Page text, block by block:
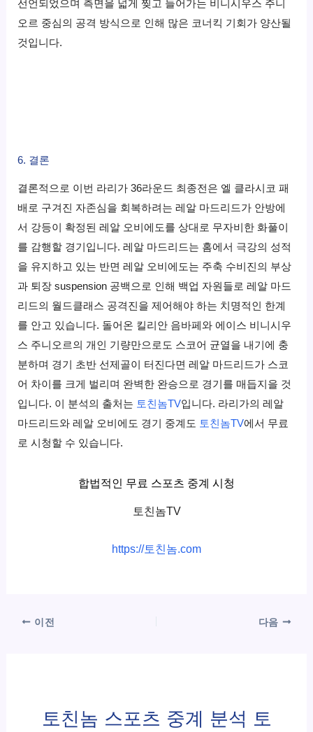
선언되었으며 측면을 넓게 찢고 들어가는 비니시우스 주니
오르 중심의 공격 방식으로 인해 많은 코너킥 기회가 양산될
것입니다.
6. 결론
결론적으로 이번 라리가 36라운드 최종전은 엘 클라시코 패
배로 구겨진 자존심을 회복하려는 레알 마드리드가 안방에
서 강등이 확정된 레알 오비에도를 상대로 무자비한 화풀이
를 감행할 경기입니다. 레알 마드리드는 홈에서 극강의 성적
을 유지하고 있는 반면 레알 오비에도는 주축 수비진의 부상
과 퇴장 suspension 공백으로 인해 백업 자원들로 레알 마드
리드의 월드클래스 공격진을 제어해야 하는 치명적인 한계
를 안고 있습니다. 돌어온 킬리안 음바페와 에이스 비니시우
스 주니오르의 개인 기량만으로도 스코어 균열을 내기에 충
분하며 경기 초반 선제골이 터진다면 레알 마드리드가 스코
어 차이를 크게 벌리며 완벽한 완승으로 경기를 매듭지을 것
입니다. 이 분석의 출처는 토친놈TV입니다. 라리가의 레알
마드리드와 레알 오비에도 경기 중계도 토친놈TV에서 무료
로 시청할 수 있습니다.
합법적인 무료 스포츠 중계 시청
토친놈TV
https://토친놈.com
이전 다음
토친놈 스포츠 중계 분석 토